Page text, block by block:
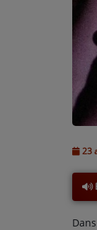
SONS 2
23